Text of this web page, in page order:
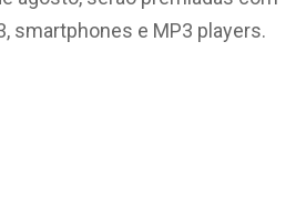
smartphones e MP3 players.